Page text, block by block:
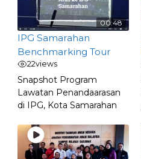
00:48
IPG Samarahan
Benchmarking Tour
22views
Snapshot Program
Lawatan Penandaarasan
di IPG, Kota Samarahan